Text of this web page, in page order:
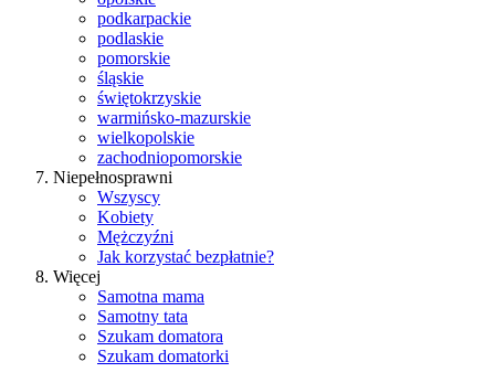
podkarpackie
podlaskie
pomorskie
śląskie
świętokrzyskie
warmińsko-mazurskie
wielkopolskie
zachodniopomorskie
Niepełnosprawni
Wszyscy
Kobiety
Mężczyźni
Jak korzystać bezpłatnie?
Więcej
Samotna mama
Samotny tata
Szukam domatora
Szukam domatorki